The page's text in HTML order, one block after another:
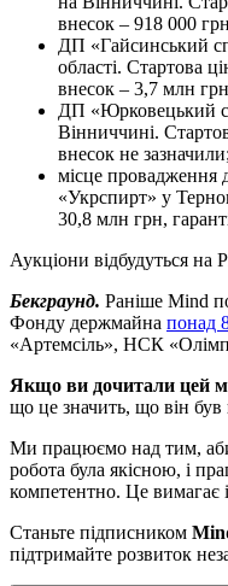
внесок – 918 000
ДП «Гайсинський
області. Стартова
внесок – 3,7 млн
ДП «Юрковецький
Вінниччині.
внесок не зазначили;
місце провадження
«Укрспирт» у
30,8 млн грн,
Аукціони відбудуться
Бекграунд. Раніше Mind
Фонду держмайна понад
«Артемсіль», НСК
Якщо ви дочитали цей
що це значить, що він
Ми працюємо над тим, аби
робота була якісною, і
компетентно. Це вимагає
Станьте підписником
підтримайте розвиток